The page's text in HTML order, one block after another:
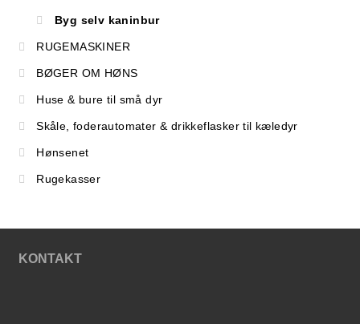
Byg selv kaninbur
RUGEMASKINER
BØGER OM HØNS
Huse & bure til små dyr
Skåle, foderautomater & drikkeflasker til kæledyr
Hønsenet
Rugekasser
KONTAKT